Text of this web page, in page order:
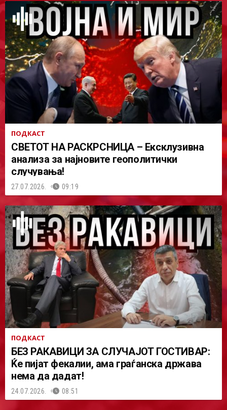
ПОДКАСТ
СВЕТОТ НА РАСКРСНИЦА – Ексклузивна
анализа за најновите геополитички
случувања!
27.07.2026. 09:19
ПОДКАСТ
БЕЗ РАКАВИЦИ ЗА СЛУЧАЈОТ ГОСТИВАР:
Ќе пијат фекалии, ама граѓанска држава
нема да дадат!
24.07.2026. 08:51